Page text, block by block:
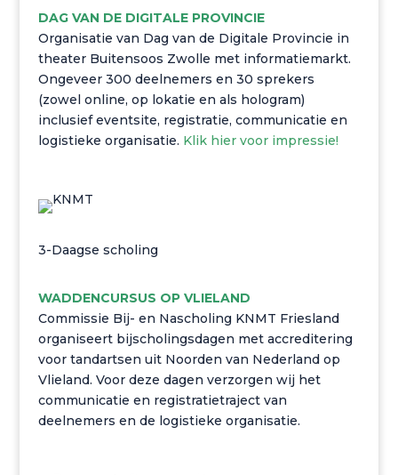
DAG VAN DE DIGITALE PROVINCIE
Organisatie van Dag van de Digitale Provincie in
theater Buitensoos Zwolle met informatiemarkt.
Ongeveer 300 deelnemers en 30 sprekers
(zowel online, op lokatie en als hologram)
inclusief eventsite, registratie, communicatie en
logistieke organisatie. Klik hier voor impressie!
3-Daagse scholing
WADDENCURSUS OP VLIELAND
Commissie Bij- en Nascholing KNMT Friesland
organiseert bijscholingsdagen met accreditering
voor tandartsen uit Noorden van Nederland op
Vlieland. Voor deze dagen verzorgen wij het
communicatie en registratietraject van
deelnemers en de logistieke organisatie.